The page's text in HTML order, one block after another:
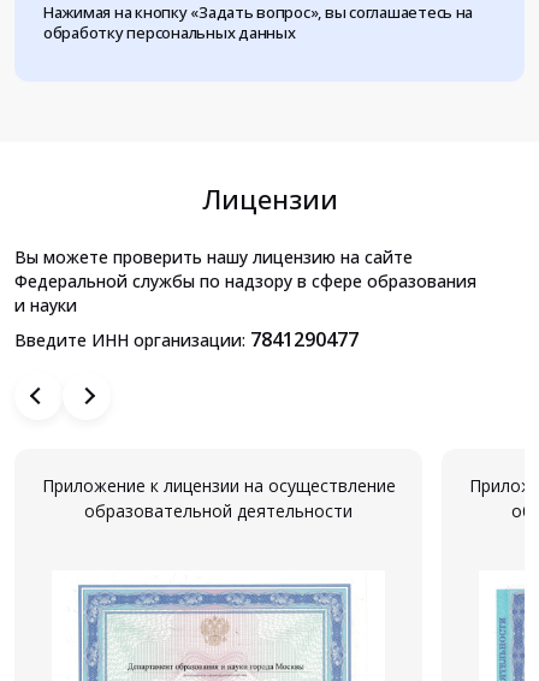
Нажимая на кнопку «Задать вопрос», вы соглашаетесь на
обработку персональных данных
Лицензии
Вы можете проверить нашу лицензию на сайте
Федеральной службы по надзору в сфере образования
и науки
Введите ИНН организации: 7841290477
Приложение к лицензии на осуществление
образовательной деятельности